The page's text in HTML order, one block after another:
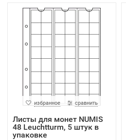
избранное сравнить
Листы для монет NUMIS
48 Leuchtturm, 5 штук в
упаковке